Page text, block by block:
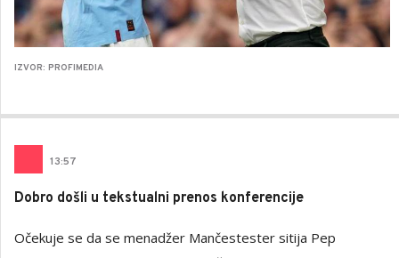
IZVOR: PROFIMEDIA
13:57
Dobro došli u tekstualni prenos konferencije
Očekuje se da se menadžer Mančestester sitija Pep